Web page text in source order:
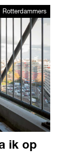
Huygens
en
Rotterdammers
ik op